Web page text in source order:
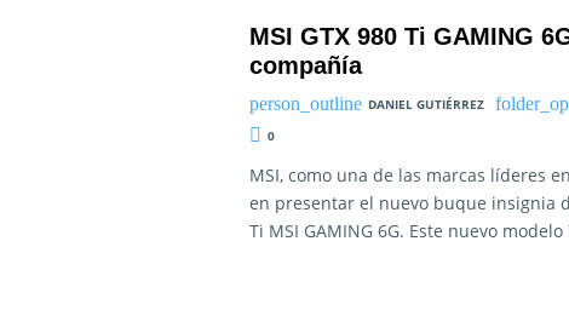
MSI GTX 980 Ti GAMING
compañía
DANIEL GUTIÉRREZ
0
MSI, como una de las marcas líderes
en presentar el nuevo buque insignia
Ti MSI GAMING 6G. Este nuevo